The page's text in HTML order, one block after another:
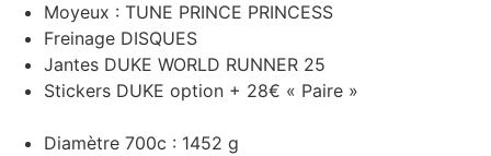
Moyeux : TUNE PRINCE PRINCESS
Freinage DISQUES
Jantes DUKE WORLD RUNNER 25
Stickers DUKE option + 28€ « Paire »
Diamètre 700c : 1452 g